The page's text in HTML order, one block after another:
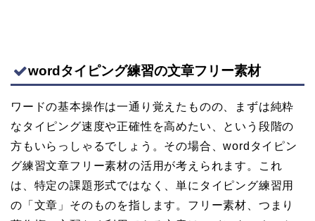
wordタイピング練習の文章フリー素材
ワードの基本操作は一通り覚えたものの、まずは純粋
なタイピング速度や正確性を高めたい、という段階の
方もいらっしゃるでしょう。その場合、wordタイピン
グ練習文章フリー素材の活用が考えられます。これ
は、特定の課題形式ではなく、単にタイピング練習用
の「文章」そのものを指します。フリー素材、つまり